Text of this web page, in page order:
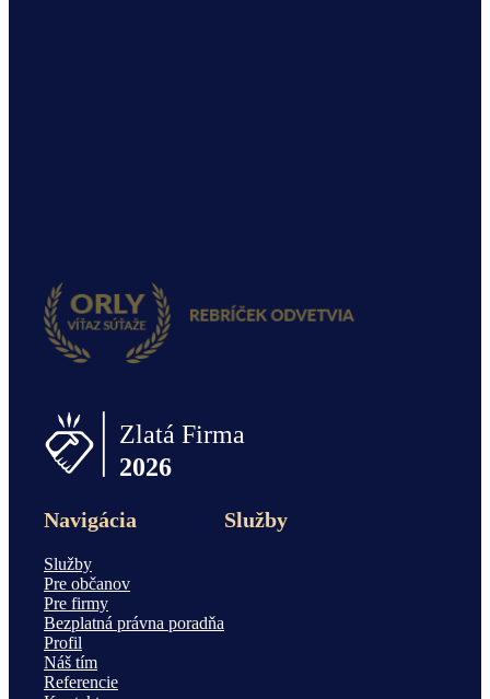
Navigácia
Služby
Pre občanov
Pre firmy
Bezplatná právna poradňa
Profil
Náš tím
Referencie
Služby